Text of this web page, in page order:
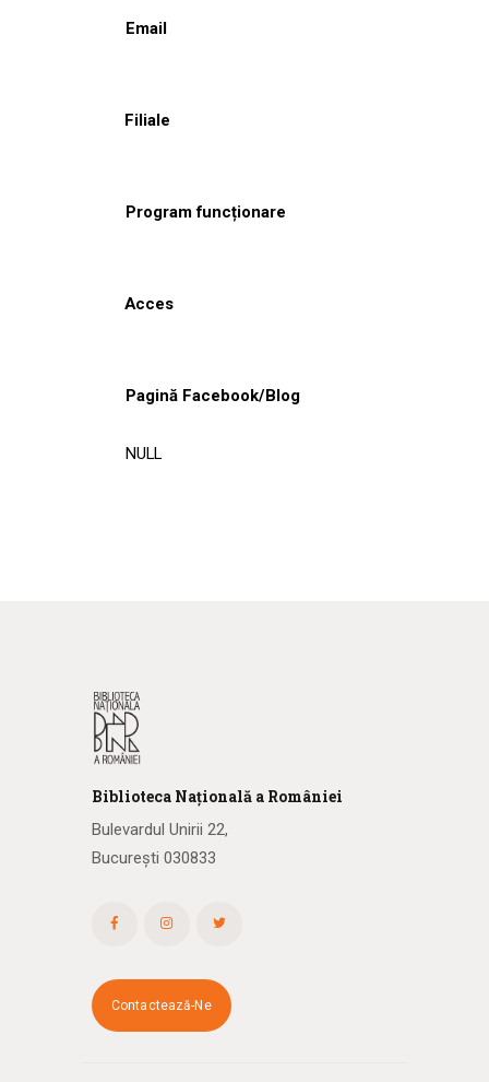
Email
Filiale
Program funcționare
Acces
Pagină Facebook/Blog
NULL
Biblioteca Națională a României
Bulevardul Unirii 22,
București 030833
Contactează-Ne